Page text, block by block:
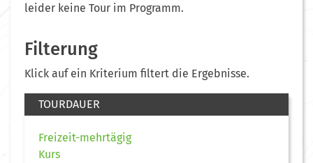
leider keine Tour im Programm.
Filterung
Klick auf ein Kriterium filtert die Ergebnisse.
TOURDAUER
Freizeit-mehrtägig
Kurs